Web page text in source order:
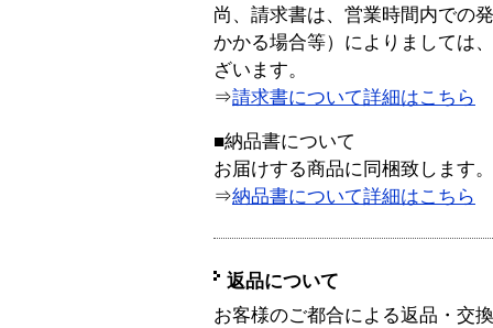
尚、請求書は、営業時間内での
かかる場合等）によりましては
ざいます。
⇒請求書について詳細はこちら
■納品書について
お届けする商品に同梱致します。
⇒納品書について詳細はこちら
返品について
お客様のご都合による返品・交